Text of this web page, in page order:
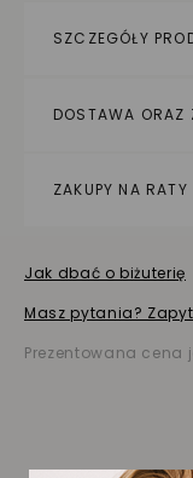
SZCZEGÓŁY
DOSTAWA ORAZ
ZAKUPY NA RATY
Jak dbać o biżuterię
Masz pytania?
Prezentowana cena